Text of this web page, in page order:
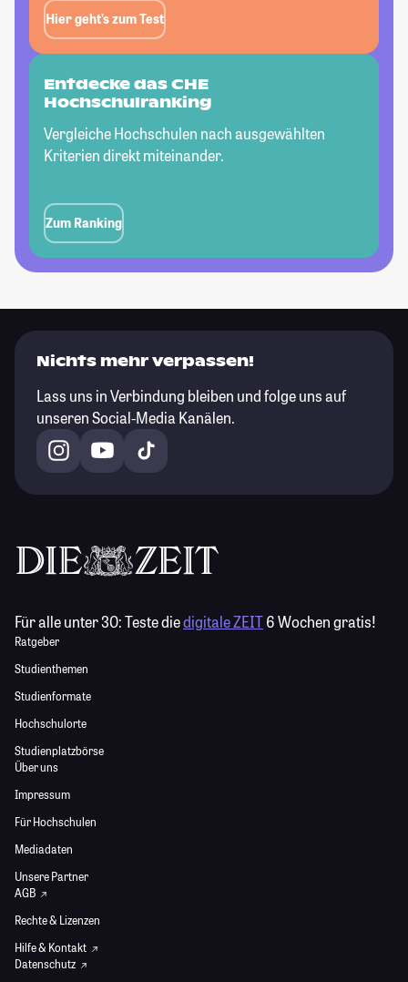
Hier geht’s zum Test
Entdecke das CHE
Hochschulranking
Vergleiche Hochschulen nach ausgewählten
Kriterien direkt miteinander.
Zum Ranking
Nichts mehr verpassen!
Lass uns in Verbindung bleiben und folge uns auf
unseren Social-Media Kanälen.
Für alle unter 30:Teste diedigitale ZEIT6 Wochen gratis!
Ratgeber
Studienthemen
Studienformate
Hochschulorte
Studienplatzbörse
Über uns
Impressum
Für Hochschulen
Mediadaten
Unsere Partner
AGB
Rechte & Lizenzen
Hilfe & Kontakt
Datenschutz